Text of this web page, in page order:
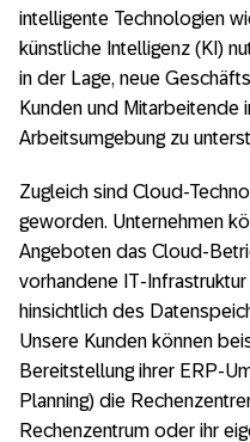
intelligente Technologien
künstliche Intelligenz (KI)
in der Lage, neue
Kunden und Mitarbeitende
Arbeitsumgebung zu
Zugleich sind Cloud-
geworden. Unternehmen
Angeboten das Cloud-
vorhandene IT-
hinsichtlich des
Unsere Kunden können
Bereitstellung ihrer ERP-
Planning) die
Rechenzentrum oder ihr